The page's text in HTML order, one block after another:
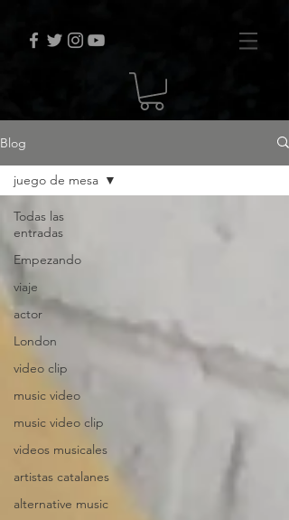
Blog
Todas las
entradas
Empezando
viaje
actor
London
video clip
music video
music video clip
videos musicales
artistas catalanes
alternative music
juego de mesa